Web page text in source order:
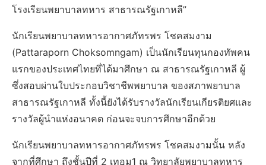
โรงเรียนพยาบาลทหาร สาธารณรัฐเกาหลี”
นักเรียนพยาบาลทหารอากาศภัทรพร โชคสมงาม
(Pattaraporn Choksomngam) เป็นนักเรียนทุนกองทัพคน
แรกของประเทศไทยที่ได้มาศึกษา ณ สาธารณรัฐเกาหลี ผู้
ซึ่งสอบผ่านใบประกอบวิชาชีพพยาบาล ของสภาพยาบาล
สาธารณรัฐเกาหลี ทั้งนี้ยังได้รับรางวัลนักเรียนเกียรติยศและ
รางวัลผู้นำแห่งอนาคต ก่อนจะจบการศึกษาอีกด้วย
นักเรียนพยาบาลทหารอากาศภัทรพร โชคสมงามนั้น หลัง
จากที่ศึกษา ถึงชั้นปีที่ 2 เทอม1 ณ วิทยาลัยพยาบาลทหาร